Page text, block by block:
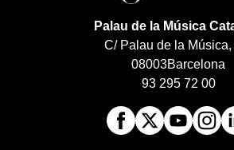
Palau de la Música
C/ Palau de la Música,
08003Barcelona
93 295 72 00